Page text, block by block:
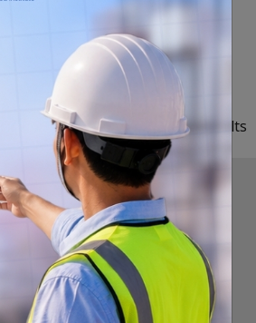
निक्कै आशावादी छौ
खोइ, खासै आशा छैन
ज सुकै होस्
View Results